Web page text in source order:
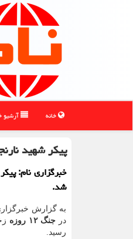
خانه آرشیو
پیکر شهید
خبرگزاری نام:
شد.
به گزارش
در جنگ ۱۲ روزه
رسید.